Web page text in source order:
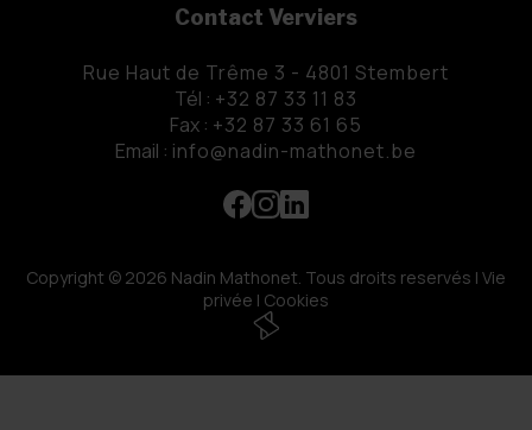
Contact Verviers
Rue Haut de Trême 3 - 4801 Stembert
Tél : +32 87 33 11 83
Fax : +32 87 33 61 65
Email : info@nadin-mathonet.be
Copyright © 2026 Nadin Mathonet. Tous droits reservés | Vie
privée | Cookies